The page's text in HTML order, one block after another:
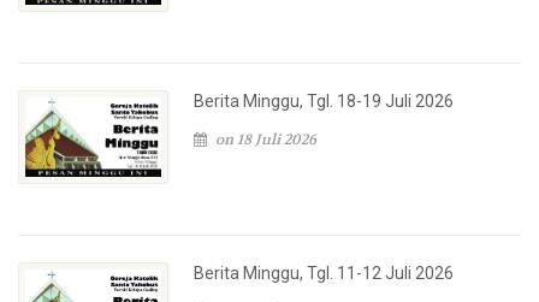
Berita Minggu, Tgl. 18-19 Juli 2026
on 18 Juli 2026
Berita Minggu, Tgl. 11-12 Juli 2026